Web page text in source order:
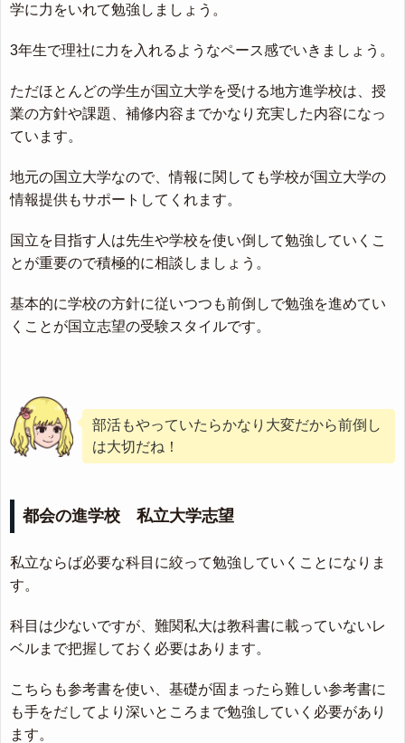
学に力をいれて勉強しましょう。
3年生で理社に力を入れるようなペース感でいきましょう。
ただほとんどの学生が国立大学を受ける地方進学校は、授
業の方針や課題、補修内容までかなり充実した内容になっ
ています。
地元の国立大学なので、情報に関しても学校が国立大学の
情報提供もサポートしてくれます。
国立を目指す人は先生や学校を使い倒して勉強していくこ
とが重要ので積極的に相談しましょう。
基本的に学校の方針に従いつつも前倒しで勉強を進めてい
くことが国立志望の受験スタイルです。
部活もやっていたらかなり大変だから前倒し
は大切だね！
都会の進学校 私立大学志望
私立ならば必要な科目に絞って勉強していくことになりま
す。
科目は少ないですが、難関私大は教科書に載っていないレ
ベルまで把握しておく必要はあります。
こちらも参考書を使い、基礎が固まったら難しい参考書に
も手をだしてより深いところまで勉強していく必要があり
ます。